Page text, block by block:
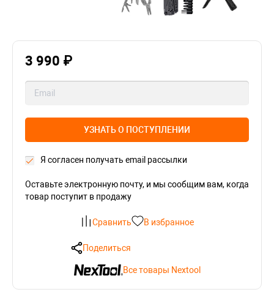
3 990 ₽
УЗНАТЬ О ПОСТУПЛЕНИИ
Я согласен получать email рассылки
Оставьте электронную почту, и мы сообщим вам, когда
товар поступит в продажу
Сравнить В избранное
Поделиться
Все товары Nextool